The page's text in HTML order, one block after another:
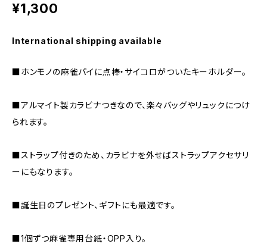
¥1,300
International shipping available
■ホンモノの麻雀パイに点棒・サイコロがついたキーホルダー。
■アルマイト製カラビナつきなので、楽々バッグやリュックにつけ
られます。
■ストラップ付きのため、カラビナを外せばストラップアクセサリ
ーにもなります。
■誕生日のプレゼント、ギフトにも最適です。
■1個ずつ麻雀専用台紙・OPP入り。